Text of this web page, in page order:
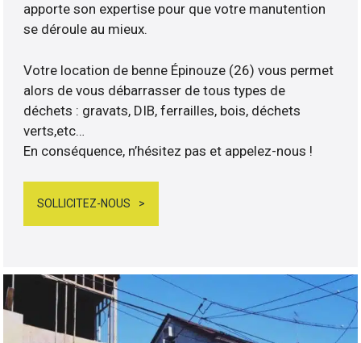
apporte son expertise pour que votre manutention
se déroule au mieux.
Votre location de benne Épinouze (26) vous permet
alors de vous débarrasser de tous types de
déchets : gravats, DIB, ferrailles, bois, déchets
verts,etc…
En conséquence, n’hésitez pas et appelez-nous !
SOLLICITEZ-NOUS